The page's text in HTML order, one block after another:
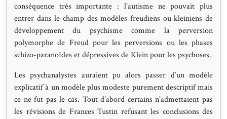
conséquence très importante : l’autisme ne pouvait plus
entrer dans le champ des modèles freudiens ou kleiniens de
développement du psychisme comme la perversion
polymorphe de Freud pour les perversions ou les phases
schizo-paranoïdes et dépressives de Klein pour les psychoses.
Les psychanalystes auraient pu alors passer d’un modèle
explicatif à un modèle plus modeste purement descriptif mais
ce ne fut pas le cas. Tout d’abord certains n’admettaient pas
les révisions de Frances Tustin refusant les conclusions des